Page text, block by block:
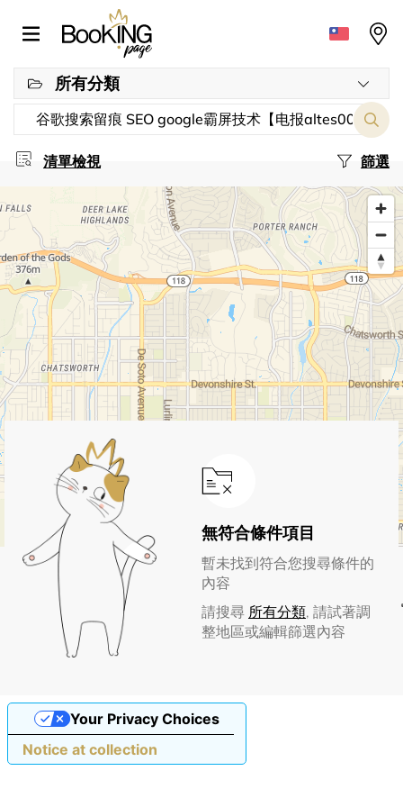
所有分類
篩選
清單檢視
無符合條件項目
暫未找到符合您搜尋條件的
內容
請搜尋 所有分類, 請試著調
整地區或編輯篩選內容
Notice at collection
Your Privacy Choices